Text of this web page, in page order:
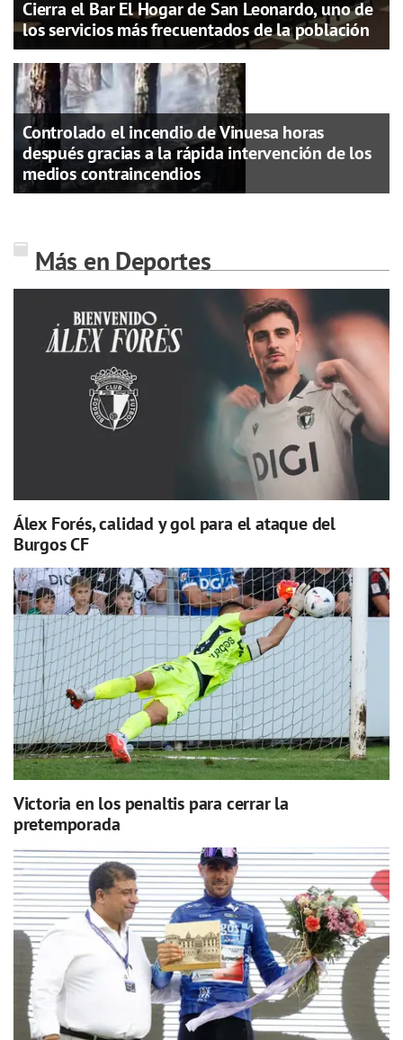
Cierra el Bar El Hogar de San Leonardo, uno de
los servicios más frecuentados de la población
Controlado el incendio de Vinuesa horas
después gracias a la rápida intervención de los
medios contraincendios
Más en Deportes
Álex Forés, calidad y gol para el ataque del
Burgos CF
Victoria en los penaltis para cerrar la
pretemporada